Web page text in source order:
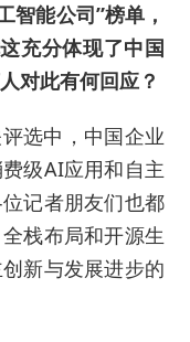
智能公司”榜单，
充分体现了中国
对此有何回应？
选中，中国企业
级AI应用和自主
记者朋友们也都
栈布局和开源生
新与发展进步的